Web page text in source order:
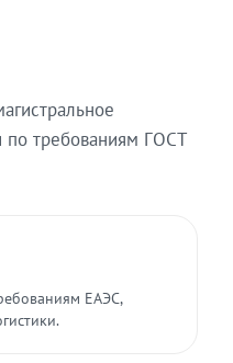
по требованиям ГОСТ
ЕАЭС,